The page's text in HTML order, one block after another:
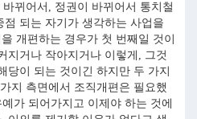
뀌어서, 정권이 바뀌어서 통치철
되는 자기가 생각하는 사업을
개편하는 경우가 첫 번째일 것이
지거나 작아지거나 이렇게, 그것
당이 되는 것이긴 하지만 두 가지
지 측면에서 조직개편은 필요했
가 되어가지고 이제야 하는 것에